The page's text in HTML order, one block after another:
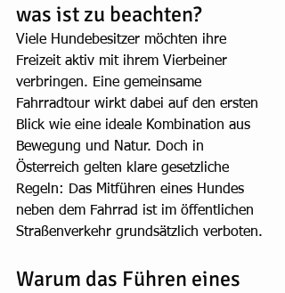
was ist zu beachten?
Viele Hundebesitzer möchten ihre
Freizeit aktiv mit ihrem Vierbeiner
verbringen. Eine gemeinsame
Fahrradtour wirkt dabei auf den ersten
Blick wie eine ideale Kombination aus
Bewegung und Natur. Doch in
Österreich gelten klare gesetzliche
Regeln: Das Mitführen eines Hundes
neben dem Fahrrad ist im öffentlichen
Straßenverkehr grundsätzlich verboten.
Warum das Führen eines